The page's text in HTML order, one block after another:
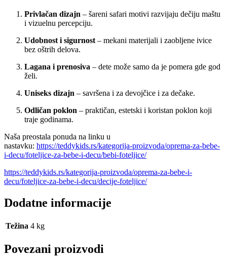
Privlačan dizajn – šareni safari motivi razvijaju dečiju maštu
i vizuelnu percepciju.
Udobnost i sigurnost – mekani materijali i zaobljene ivice
bez oštrih delova.
Lagana i prenosiva – dete može samo da je pomera gde god
želi.
Uniseks dizajn – savršena i za devojčice i za dečake.
Odličan poklon – praktičan, estetski i koristan poklon koji
traje godinama.
Naša preostala ponuda na linku u
nastavku: https://teddykids.rs/kategorija-proizvoda/oprema-za-bebe-
i-decu/foteljice-za-bebe-i-decu/bebi-foteljice/
https://teddykids.rs/kategorija-proizvoda/oprema-za-bebe-i-
decu/foteljice-za-bebe-i-decu/decije-foteljice/
Dodatne informacije
Težina 4 kg
Povezani proizvodi